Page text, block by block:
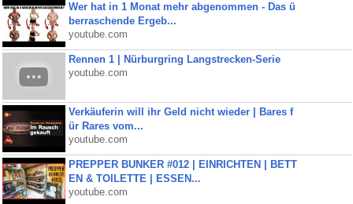
Wer hat in 1 Monat mehr abgenommen - Das ü
berraschende Ergeb...
youtube.com
Rennen 1 | Nürburgring Langstrecken-Serie
youtube.com
Verkäuferin will ihr Geld nicht wieder | Bares f
ür Rares vom...
youtube.com
PREPPER BUNKER #012 | EINRICHTEN | BETT
EN & TOILETTE | ESSEN...
youtube.com